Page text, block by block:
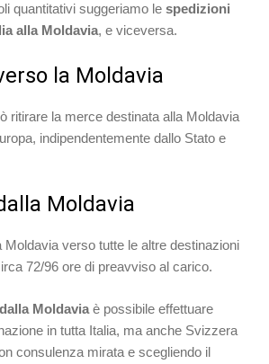
quantitativi suggeriamo le spedizioni
alla Moldavia, e viceversa.
la Moldavia
ritirare la merce destinata alla Moldavia
indipendentemente dallo Stato e
Moldavia
Moldavia verso tutte le altre destinazioni
72/96 ore di preavviso al carico.
Moldavia è possibile effettuare
in tutta Italia, ma anche Svizzera
consulenza mirata e scegliendo il